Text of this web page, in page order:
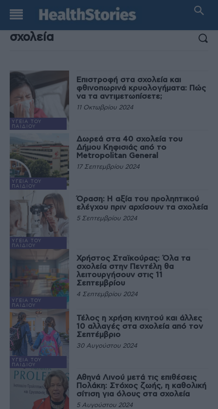
ΑΠΟΤΕΛΕΣΜΑΤΑ ΑΝΑΖΗΤΗΣΗΣ:
ΥΓΕΊΑ ΤΟΥ
ΠΑΙΔΙΟΎ
Επιστροφή στα σχολεία και
φθινοπωρινά κρυολογήματα: Πώς
να τα αντιμετωπίσετε;
11 Οκτωβρίου 2024
ΥΓΕΊΑ ΤΟΥ
ΠΑΙΔΙΟΎ
Δωρεά στα 40 σχολεία του
Δήμου Κηφισιάς από το
Metropolitan General
17 Σεπτεμβρίου 2024
ΥΓΕΊΑ ΤΟΥ
ΠΑΙΔΙΟΎ
Όραση: H αξία του προληπτικού
ελέγχου πριν αρχίσουν τα σχολεία
5 Σεπτεμβρίου 2024
ΥΓΕΊΑ ΤΟΥ
ΠΑΙΔΙΟΎ
Χρήστος Σταϊκούρας: Όλα τα
σχολεία στην Πεντέλη θα
λειτουργήσουν στις 11
Σεπτεμβρίου
4 Σεπτεμβρίου 2024
ΥΓΕΊΑ ΤΟΥ
ΠΑΙΔΙΟΎ
Τέλος η χρήση κινητού και άλλες
10 αλλαγές στα σχολεία από τον
Σεπτέμβριο
30 Αυγούστου 2024
Αθηνά Λινού μετά τις επιθέσεις
Πολάκη: Στόχος ζωής, η καθολική
σίτιση για όλους στα σχολεία
5 Αυγούστου 2024